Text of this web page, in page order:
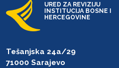
URED ZA REVIZIJU
INSTITUCIJA BOSNE I
HERCEGOVINE
Tešanjska 24a/29
71000 Sarajevo